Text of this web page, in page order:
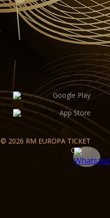
© 2026 RM EUROPA TICKET
GmbH